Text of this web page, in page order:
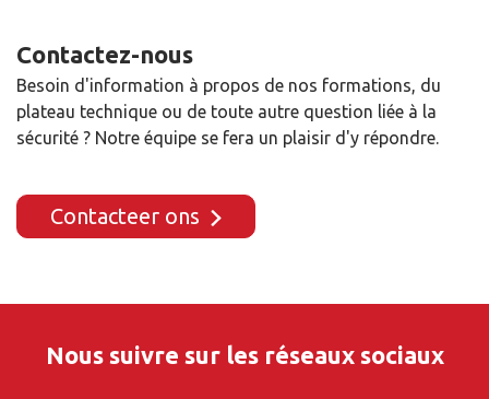
Contactez-nous
Besoin d'information à propos de nos formations, du
plateau technique ou de toute autre question liée à la
sécurité ? Notre équipe se fera un plaisir d'y répondre.
Contacteer ons
Nous suivre sur les réseaux sociaux